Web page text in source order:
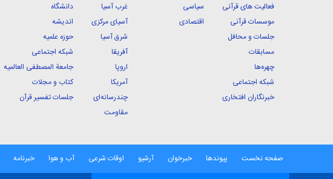
فعالیت های قرآنی
موسسات قرآنی
جلسات و محافل
مسابقات
چهره‌ها
شبکه اجتماعی
خبرنگاران افتخاری
سیاسی
اقتصادی
غرب آسیا
آسیای مرکزی
شرق آسیا
آفریقا
اروپا
آمریکا
چندرسانه‌ای
مقاومت
دانشگاه
اندیشه
حوزه علمیه
شبکه اجتماعی
جامعة المصطفی العالمیه
کتاب و مجلات
جلسات تفسیر قرآن
صفحه نخست پیوندها خبرخوان آرشیو اوقات شرعی آب و هوا خبرنامه